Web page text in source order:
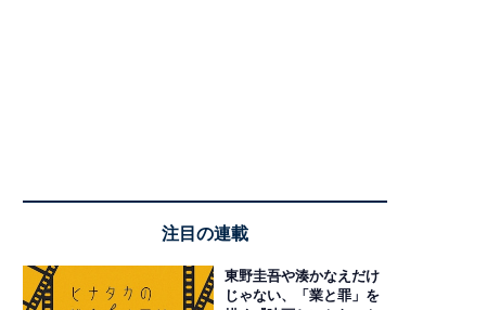
注目の連載
東野圭吾や湊かなえだけ
じゃない、「業と罪」を